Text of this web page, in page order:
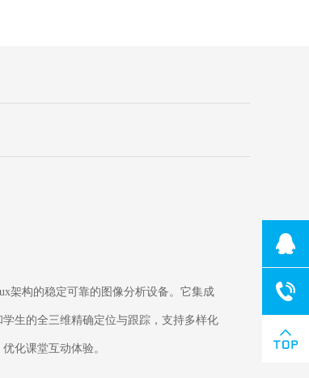
架构的稳定可靠的图像分析设备。它集成
生的全三维精确定位与跟踪，支持多样化
化课堂互动体验。